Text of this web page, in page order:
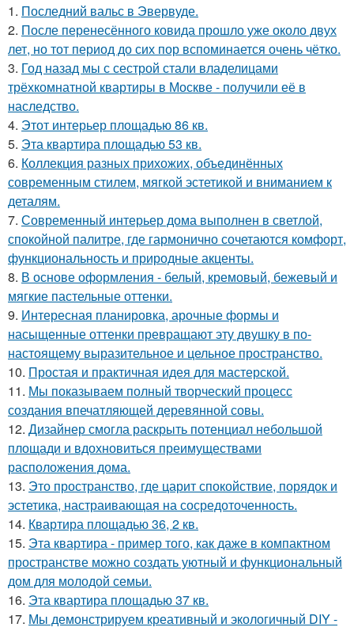
1. Последний вальс в Эвервуде.
2. После перенесённого ковида прошло уже около двух
лет, но тот период до сих пор вспоминается очень чётко.
3. Год назад мы с сестрой стали владелицами
трёхкомнатной квартиры в Москве - получили её в
наследство.
4. Этот интерьер площадью 86 кв.
5. Эта квартира площадью 53 кв.
6. Коллекция разных прихожих, объединённых
современным стилем, мягкой эстетикой и вниманием к
деталям.
7. Современный интерьер дома выполнен в светлой,
спокойной палитре, где гармонично сочетаются комфорт,
функциональность и природные акценты.
8. В основе оформления - белый, кремовый, бежевый и
мягкие пастельные оттенки.
9. Интересная планировка, арочные формы и
насыщенные оттенки превращают эту двушку в по-
настоящему выразительное и цельное пространство.
10. Простая и практичная идея для мастерской.
11. Мы показываем полный творческий процесс
создания впечатляющей деревянной совы.
12. Дизайнер смогла раскрыть потенциал небольшой
площади и вдохновиться преимуществами
расположения дома.
13. Это пространство, где царит спокойствие, порядок и
эстетика, настраивающая на сосредоточенность.
14. Квартира площадью 36, 2 кв.
15. Эта квартира - пример того, как даже в компактном
пространстве можно создать уютный и функциональный
дом для молодой семьи.
16. Эта квартира площадью 37 кв.
17. Мы демонстрируем креативный и экологичный DIY -